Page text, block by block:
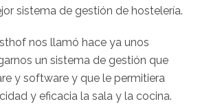
sistema de gestión de hostelería.
nos llamó hace ya unos
un sistema de gestión que
y software y que le permitiera
y eficacia la sala y la cocina.